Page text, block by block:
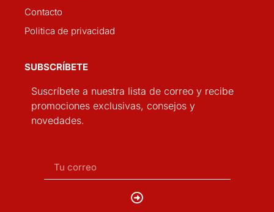
Contacto
Politica de privacidad
SUBSCRÍBETE
Suscríbete a nuestra lista de correo y recibe
promociones exclusivas, consejos y
novedades.